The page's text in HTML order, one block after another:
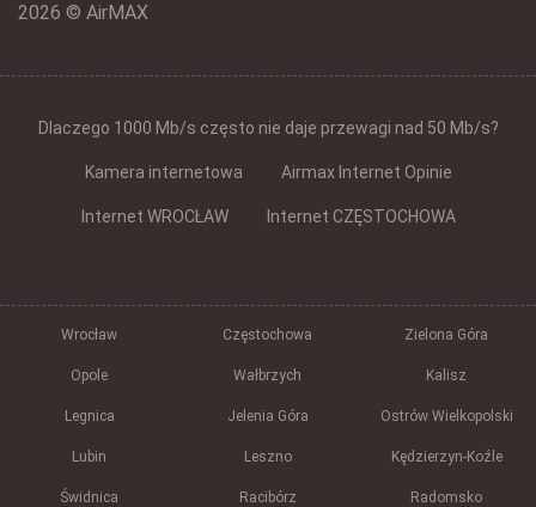
2026 © AirMAX
Dlaczego 1000 Mb/s często nie daje przewagi nad 50 Mb/s?
Kamera internetowa Airmax Internet Opinie
Internet WROCŁAW Internet CZĘSTOCHOWA
Wrocław Częstochowa Zielona Góra
Opole Wałbrzych Kalisz
Legnica Jelenia Góra Ostrów Wielkopolski
Lubin Leszno Kędzierzyn-Koźle
Świdnica Racibórz Radomsko